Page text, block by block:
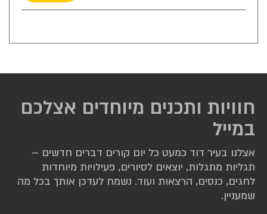
חוויות ותכנים מיוחדים אצלכם
במייל
אצלנו בעיר דוד כמעט כל יום קורים דברים חדשים –
תגליות מתגלות, יוצאים לסיורים, פעילויות מיוחדות
לחגים, כנסים, הרצאות ועוד. נשמח לעדכן אותך בכל מה
שמעניין.